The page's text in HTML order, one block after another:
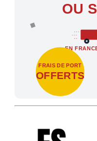
OU
EN
FRAIS DE PORT
OFFERTS
Profitez des Frais de